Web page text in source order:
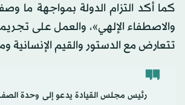
كما أكد التزام الدولة بمواجهة ما
والاصطفاء الإلهي»، والعمل على
تتعارض مع الدستور والقيم الإنسانية
رئيس مجلس القيادة يدعو إلى وحدة